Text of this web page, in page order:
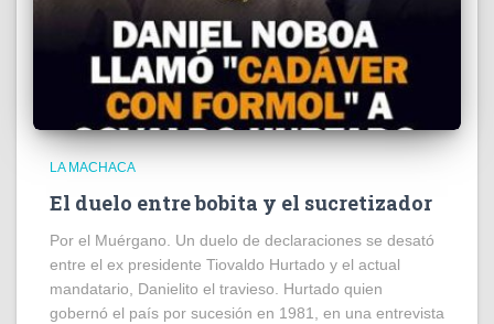
LA MACHACA
El duelo entre bobita y el sucretizador
Por el Muérgano. Un duelo de declaraciones se desató
entre el ex presidente Tiovaldo Hurtado y el actual
mandatario, Danielito el travieso. Hurtado quien
gobernó el país por sucesión en 1981, en una entrevista